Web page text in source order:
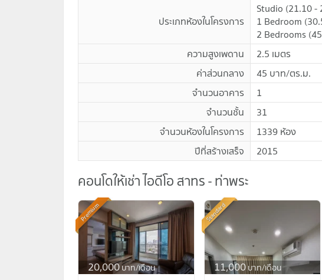
ประเภทห้องในโครงการ
Studio (21.10 -
1 Bedroom (
2 Bedrooms (
ความสูงเพดาน
2.5 เมตร
ค่าส่วนกลาง
45 บาท/ตร.ม.
จำนวนอาคาร
1
จำนวนชั้น
31
จำนวนห้องในโครงการ
1339 ห้อง
ปีที่สร้างเสร็จ
2015
คอนโดให้เช่า ไอดีโอ สาทร - ท่าพระ
คอนโดให้เช่า ไอดีโอ สาทร - ท่าพระ
Premium
20,000บาท/เดือน
Standard
11,000บาท/เดือน